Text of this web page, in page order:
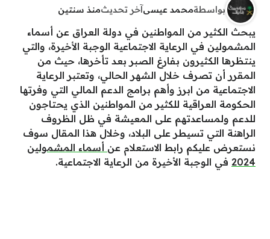
بواسطةمحمد عيسىآخر تحديثمنذ سنتين
يبحث الكثير من المواطنين في دولة العراق عن أسماء
المشمولين في الرعاية الاجتماعية الوجبة الأخيرة، والتي
ينتظرها الكثيرون بفارغ الصبر بعد تأخرها، حيث من
المقرر أن تصرف خلال الشهر الحالي، وتعتبر الرعاية
الاجتماعية من ابرز وأهم برامج الدعم المالي التي وفرتها
الحكومة العراقية للكثير من المواطنين الذي يحتاجون
للدعم ولمساعدتهم على المعيشة في ظل الظروف
الراهنة التي تسيطر على البلاد، وخلال هذا المقال سوف
نستعرض عليكم رابط الاستعلام عن أسماء المشمولين
2024 في الوجبة الأخيرة من الرعاية الاجتماعية.